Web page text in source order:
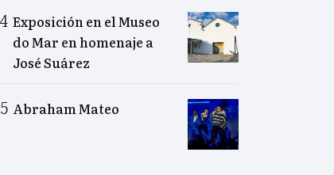
Exposición en el Museo
do Mar en homenaje a
José Suárez
Abraham Mateo